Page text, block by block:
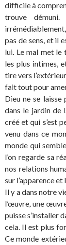
difficile à
trouve
pas de sens, et il
lui. Le mal met le
les plus intimes,
tire vers
fait tout pour
Dieu ne se laisse
dans le jardin de
créé et qui s’est
venu dans ce
monde qui
l’on regarde sa
nos relations
sur l’apparence et
Il y a dans notre
l’œuvre, une
puisse s’installer
cela. Il est plus
Ce monde